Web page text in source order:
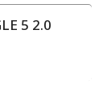
5 2.0